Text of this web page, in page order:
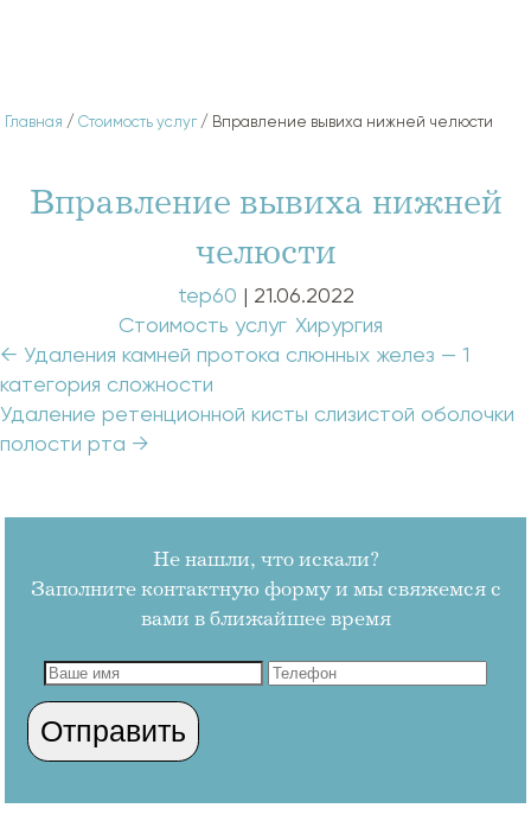
Главная /Стоимость услуг/ Вправление вывиха нижней челюсти
Вправление вывиха нижней
челюсти
tep60 | 21.06.2022
Стоимость услуг, Хирургия
Навигация
по
записям
← Удаления камней протока слюнных желез — 1
категория сложности
Удаление ретенционной кисты слизистой оболочки
полости рта →
Не нашли, что искали?
Заполните контактную форму и мы свяжемся с
вами в ближайшее время